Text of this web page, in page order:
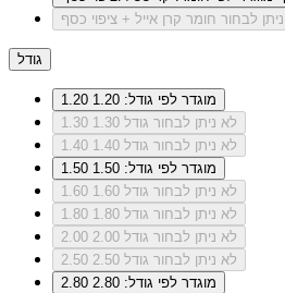
לבחור חומר קרן אייל + ציפוי כסף
גודל
1.20
מוגדר לפי גודל: 1.20
1.30
לא ניתן לבחור גודל 1.30
1.40
לא ניתן לבחור גודל 1.40
1.50
מוגדר לפי גודל: 1.50
1.60
לא ניתן לבחור גודל 1.60
1.80
לא ניתן לבחור גודל 1.80
2.00
לא ניתן לבחור גודל 2.00
2.50
לא ניתן לבחור גודל 2.50
2.80
מוגדר לפי גודל: 2.80